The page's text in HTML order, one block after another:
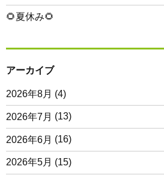
🌻夏休み🌻
アーカイブ
2026年8月 (4)
2026年7月 (13)
2026年6月 (16)
2026年5月 (15)